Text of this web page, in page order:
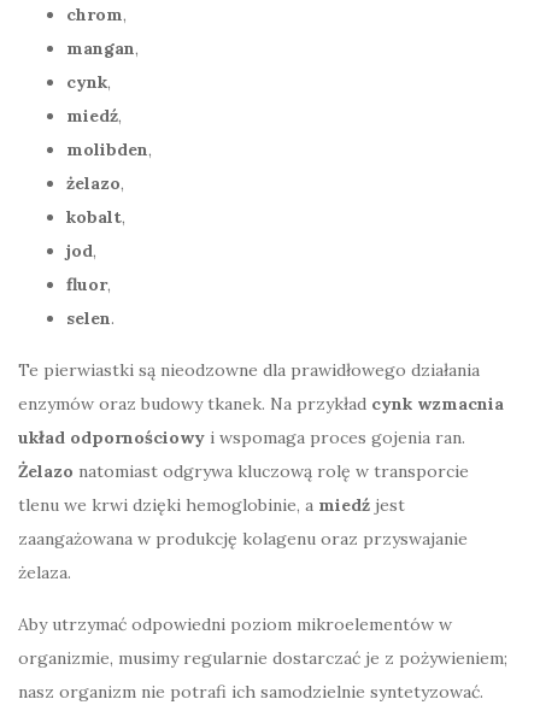
chrom,
mangan,
cynk,
miedź,
molibden,
żelazo,
kobalt,
jod,
fluor,
selen.
Te pierwiastki są nieodzowne dla prawidłowego działania
enzymów oraz budowy tkanek. Na przykład cynk wzmacnia
układ odpornościowy i wspomaga proces gojenia ran.
Żelazo natomiast odgrywa kluczową rolę w transporcie
tlenu we krwi dzięki hemoglobinie, a miedź jest
zaangażowana w produkcję kolagenu oraz przyswajanie
żelaza.
Aby utrzymać odpowiedni poziom mikroelementów w
organizmie, musimy regularnie dostarczać je z pożywieniem;
nasz organizm nie potrafi ich samodzielnie syntetyzować.